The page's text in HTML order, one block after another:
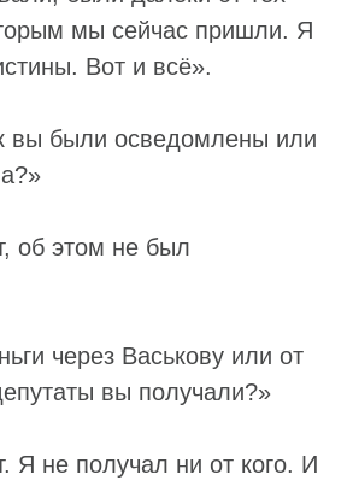
мы сейчас пришли. Я
Вот и всё».
вы были осведомлены или
об этом не был
через Васькову или от
вы получали?»
Я не получал ни от кого. И